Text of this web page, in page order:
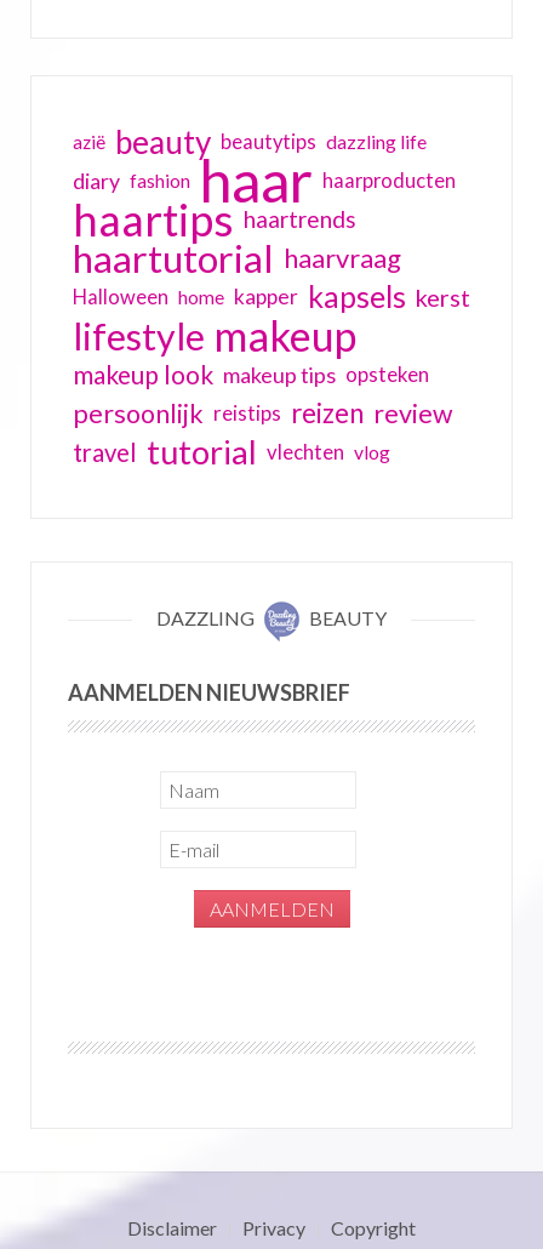
azië beauty beautytips dazzling life
diary fashion haar haarproducten
haartips haartrends
haartutorial haarvraag
Halloween home kapper kapsels kerst
lifestyle makeup
makeup look makeup tips opsteken
persoonlijk reistips reizen review
travel tutorial vlechten vlog
DAZZLING BEAUTY
AANMELDEN NIEUWSBRIEF
Disclaimer Privacy Copyright